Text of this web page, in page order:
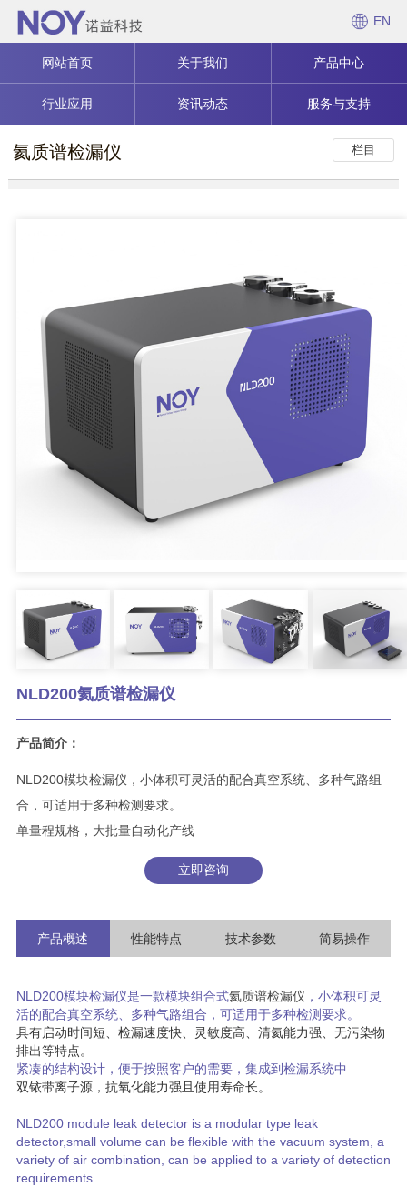
EN
网站首页 关于我们 产品中心
行业应用 资讯动态 服务与支持
栏目
氦质谱检漏仪
NLD200氦质谱检漏仪
产品简介：
NLD200模块检漏仪，小体积可灵活的配合真空系统、多种气路组
合，可适用于多种检测要求。
单量程规格，大批量自动化产线
立即咨询
产品概述 性能特点 技术参数 简易操作
NLD200模块检漏仪是一款模块组合式氦质谱检漏仪 ，小体积可灵
活的配合真空系统、多种气路组合，可适用于多种检测要求。
具有启动时间短、检漏速度快、灵敏度高、清氦能力强、无污染物
排出等特点。
紧凑的结构设计，便于按照客户的需要，集成到检漏系统中
双铱带离子源，抗氧化能力强且使用寿命长。
NLD200 module leak detector is a modular type leak
detector,small volume can be flexible with the vacuum system, a
variety of air combination, can be applied to a variety of detection
requirements.